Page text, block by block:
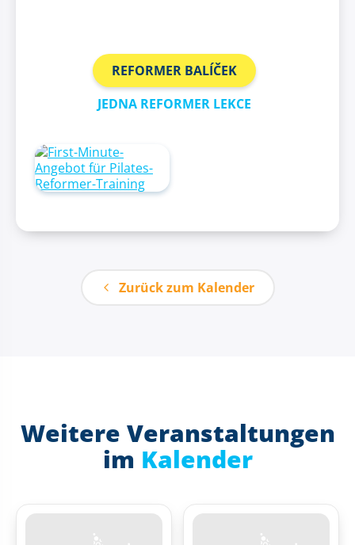
REFORMER BALÍČEK
JEDNA REFORMER LEKCE
Zurück zum Kalender
Weitere Veranstaltungen
im Kalender